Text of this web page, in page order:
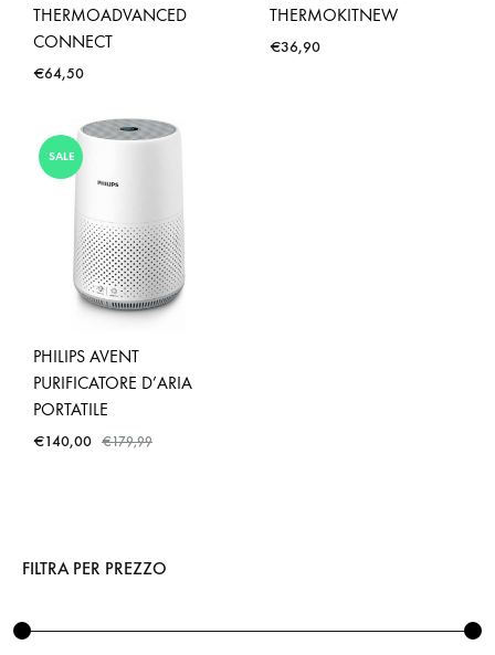
THERMOADVANCED
CONNECT
€64,50
THERMOKITNEW
€36,90
SALE
PHILIPS AVENT
PURIFICATORE D’ARIA
PORTATILE
€140,00 €179,99
FILTRA PER PREZZO